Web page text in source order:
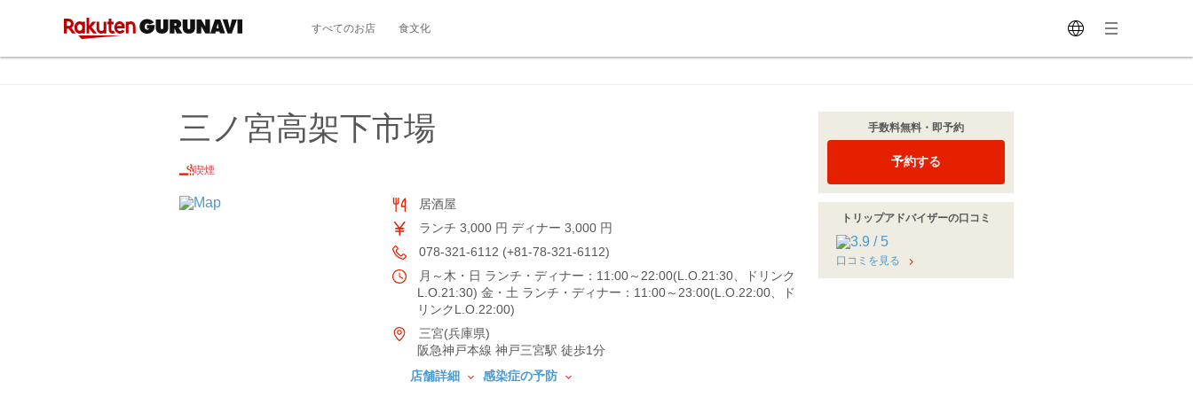
すべてのお店 食文化
三ノ宮高架下市場
喫煙
居酒屋
ランチ 3,000 円 ディナー 3,000 円
078-321-6112 (+81-78-321-6112)
月～木・日 ランチ・ディナー：11:00～22:00(L.O.21:30、ドリンク
L.O.21:30) 金・土 ランチ・ディナー：11:00～23:00(L.O.22:00、ド
リンクL.O.22:00)
三宮(兵庫県)
阪急神戸本線 神戸三宮駅 徒歩1分
店舗詳細
感染症の予防
手数料無料・即予約
予約する
トリップアドバイザーの口コミ
口コミを見る